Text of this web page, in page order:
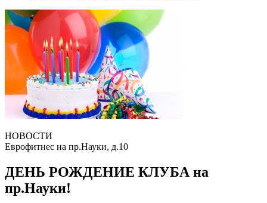
НОВОСТИ
Еврофитнес на пр.Науки, д.10
ДЕНЬ РОЖДЕНИЕ КЛУБА на
пр.Науки!